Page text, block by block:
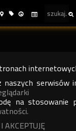
naszych serwisów
na stosowanie
AKCEPTUJĘ